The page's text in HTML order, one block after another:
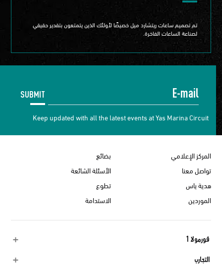
تم تصميم ساعات ريتشارد ميل خصيصًا لأولئك الذين يتمتعون بتقدير حقيقي
لصناعة الساعات الفاخرة.
SUBMIT
Keep updated with all the latest events at Yas Marina Circuit
بضائع
المركز الإعلامي
الأسئلة الشائعة
تواصل معنا
تطوع
هدية ياس
الاستدامة
الموردين
فورمولا 1
التجارب